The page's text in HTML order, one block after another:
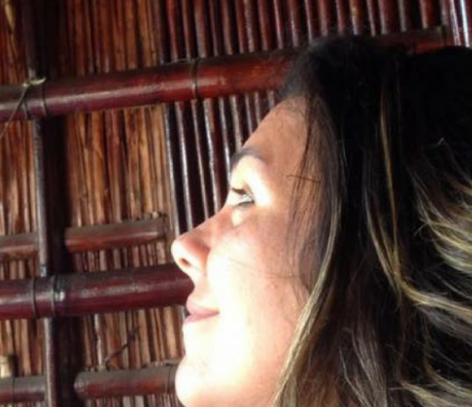
CLAREZA, OBJETIVIDADE E GRATIDÃO